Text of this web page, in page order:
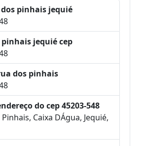
pinhais jequié
jequié cep
dos pinhais
do cep 45203-548
Caixa DÁgua, Jequié,